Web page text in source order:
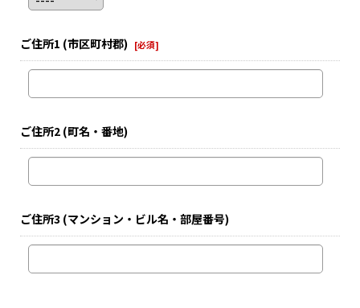
ご住所1 (市区町村郡) [必須]
ご住所2 (町名・番地)
ご住所3 (マンション・ビル名・部屋番号)